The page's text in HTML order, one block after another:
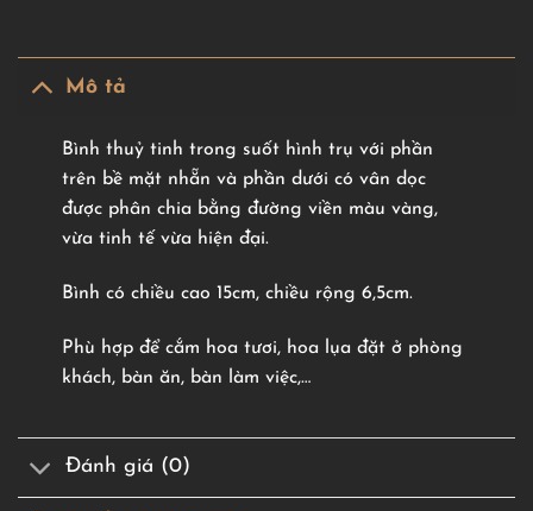
Mô tả
Bình thuỷ tinh trong suốt hình trụ với phần
trên bề mặt nhẵn và phần dưới có vân dọc
được phân chia bằng đường viền màu vàng,
vừa tinh tế vừa hiện đại.
Bình có chiều cao 15cm, chiều rộng 6,5cm.
Phù hợp để cắm hoa tươi, hoa lụa đặt ở phòng
khách, bàn ăn, bàn làm việc,…
Đánh giá (0)